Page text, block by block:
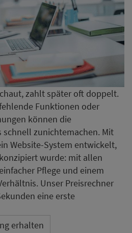
zahlt später oft doppelt.
Funktionen oder
können die
schnell zunichtemachen. Mit
Website-System entwickelt,
wurde: mit allen
Pflege und einem
Unser Preisrechner
eine erste
erhalten